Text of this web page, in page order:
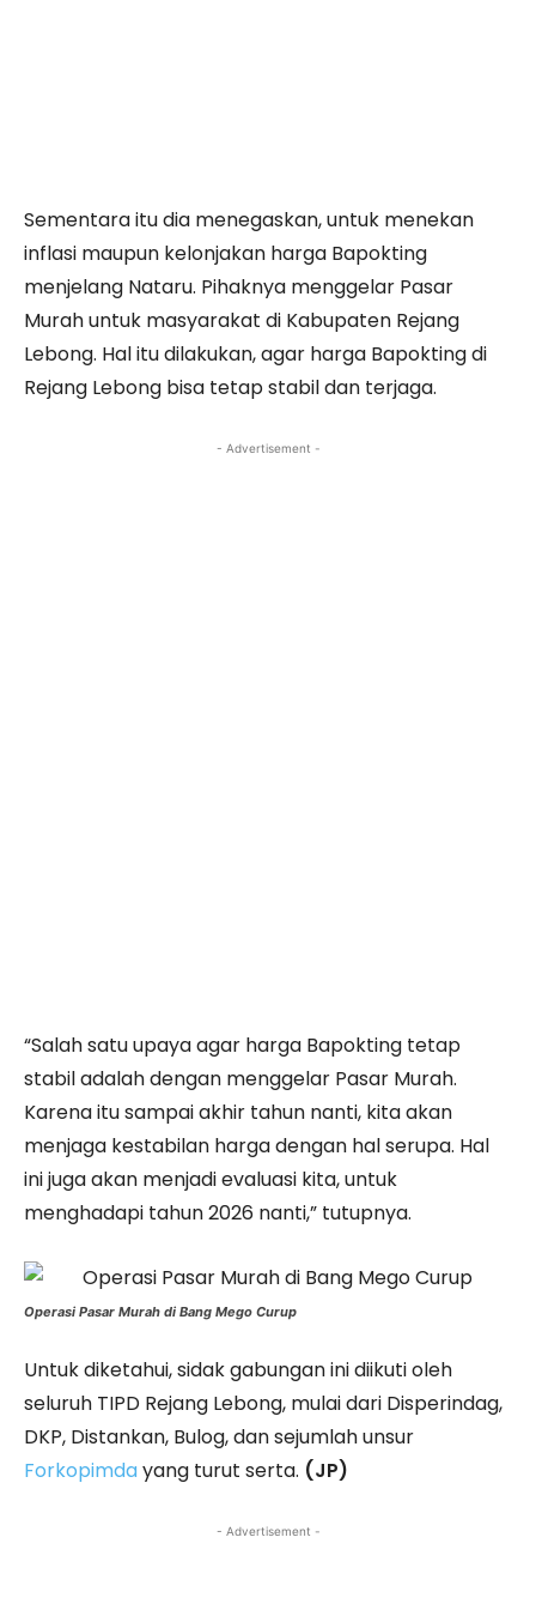
Sementara itu dia menegaskan, untuk menekan
inflasi maupun kelonjakan harga Bapokting
menjelang Nataru. Pihaknya menggelar Pasar
Murah untuk masyarakat di Kabupaten Rejang
Lebong. Hal itu dilakukan, agar harga Bapokting di
Rejang Lebong bisa tetap stabil dan terjaga.
- Advertisement -
“Salah satu upaya agar harga Bapokting tetap
stabil adalah dengan menggelar Pasar Murah.
Karena itu sampai akhir tahun nanti, kita akan
menjaga kestabilan harga dengan hal serupa. Hal
ini juga akan menjadi evaluasi kita, untuk
menghadapi tahun 2026 nanti,” tutupnya.
Operasi Pasar Murah di Bang Mego Curup
Untuk diketahui, sidak gabungan ini diikuti oleh
seluruh TIPD Rejang Lebong, mulai dari Disperindag,
DKP, Distankan, Bulog, dan sejumlah unsur
Forkopimdayang turut serta. (JP)
- Advertisement -